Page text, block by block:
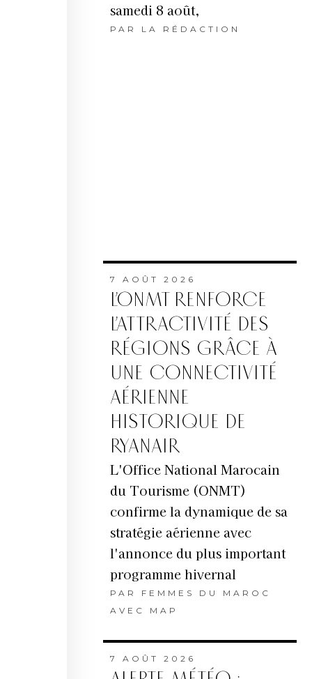
samedi 8 août,
PAR LA RÉDACTION
7 AOÛT 2026
L’ONMT RENFORCE
L’ATTRACTIVITÉ DES
RÉGIONS GRÂCE À
UNE CONNECTIVITÉ
AÉRIENNE
HISTORIQUE DE
RYANAIR
L'Office National Marocain
du Tourisme (ONMT)
confirme la dynamique de sa
stratégie aérienne avec
l'annonce du plus important
programme hivernal
PAR FEMMES DU MAROC
AVEC MAP
7 AOÛT 2026